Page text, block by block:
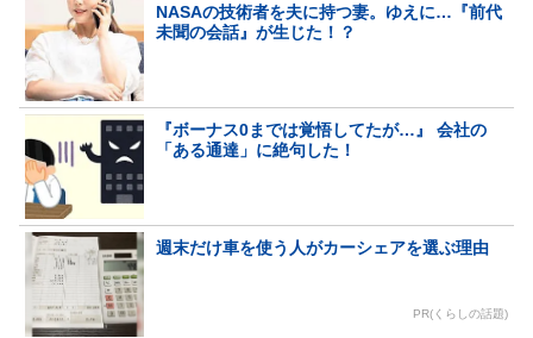
NASAの技術者を夫に持つ妻。ゆえに…『前代
未聞の会話』が生じた！？
『ボーナス0までは覚悟してたが…』 会社の
「ある通達」に絶句した！
週末だけ車を使う人がカーシェアを選ぶ理由
PR(くらしの話題)